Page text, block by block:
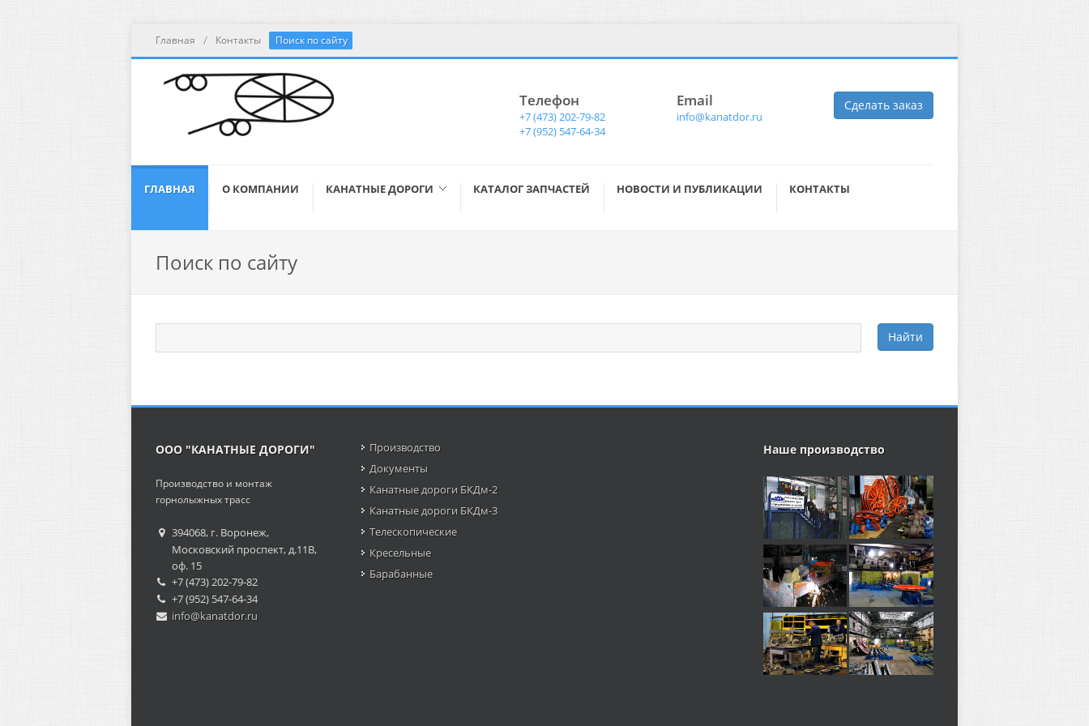
Главная / Контакты Поиск по сайту
Телефон
+7 (473) 202-79-82
+7 (952) 547-64-34
Email
info@kanatdor.ru
Сделать заказ
ГЛАВНАЯ О КОМПАНИИ КАНАТНЫЕ ДОРОГИ КАТАЛОГ ЗАПЧАСТЕЙ НОВОСТИ И ПУБЛИКАЦИИ КОНТАКТЫ
Поиск по сайту
ООО "КАНАТНЫЕ ДОРОГИ"
Производство и монтаж
горнолыжных трасс
394068, г. Воронеж,
Московский проспект, д.11В,
оф. 15
+7 (473) 202-79-82
+7 (952) 547-64-34
info@kanatdor.ru
Производство
Документы
Канатные дороги БКДм-2
Канатные дороги БКДм-3
Телескопические
Кресельные
Барабанные
Наше производство